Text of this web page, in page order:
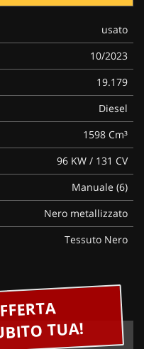
usato
10/2023
19.179
Diesel
1598 Cm³
96 KW / 131 CV
Manuale (6)
Nero metallizzato
Tessuto Nero
TUA!